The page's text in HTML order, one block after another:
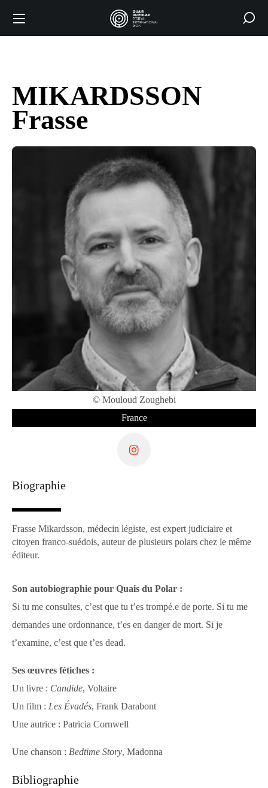
MIKARDSSON
Frasse
© Mouloud Zoughebi
France
Biographie
Frasse Mikardsson, médecin légiste, est expert judiciaire et
citoyen franco-suédois, auteur de plusieurs polars chez le même
éditeur.
Son autobiographie pour Quais du Polar :
Si tu me consultes, c’est que tu t’es trompé.e de porte. Si tu me
demandes une ordonnance, t’es en danger de mort. Si je
t’examine, c’est que t’es dead.
Ses œuvres fétiches :
Un livre : Candide, Voltaire
Un film : Les Évadés, Frank Darabont
Une autrice : Patricia Cornwell
Une chanson : Bedtime Story, Madonna
Bibliographie